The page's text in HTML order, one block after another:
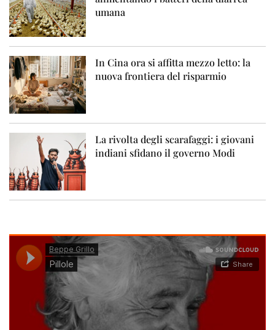
umana
In Cina ora si affitta mezzo letto: la
nuova frontiera del risparmio
La rivolta degli scarafaggi: i giovani
indiani sfidano il governo Modi